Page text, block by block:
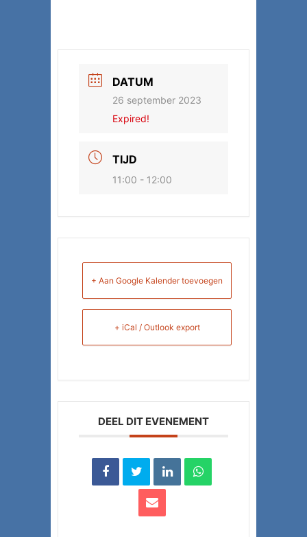
DATUM
26 september 2023
Expired!
TIJD
11:00 - 12:00
+ Aan Google Kalender toevoegen
+ iCal / Outlook export
DEEL DIT EVENEMENT